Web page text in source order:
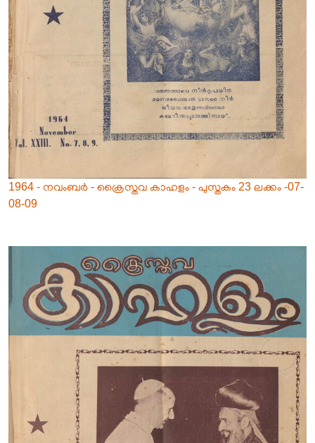
1964 - നവംബർ - ക്രൈസ്തവ കാഹളം - പുസ്തകം 23 ലക്കം -07-
08-09